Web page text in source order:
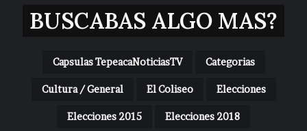
BUSCABAS ALGO MAS?
Capsulas TepeacaNoticiasTV Categorias
Cultura / General El Coliseo Elecciones
Elecciones 2015 Elecciones 2018